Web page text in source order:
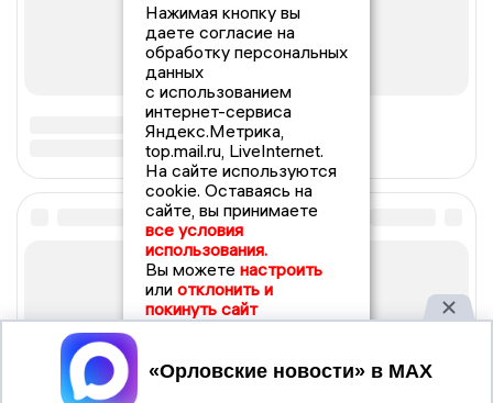
Нажимая кнопку вы
даете согласие на
обработку персональных
данных
с использованием
интернет-сервиса
Яндекс.Метрика,
top.mail.ru, LiveInternet.
На сайте используются
cookie. Оставаясь на
сайте, вы принимаете
все условия
использования.
Вы можете настроить
или отклонить и
покинуть сайт
Принять